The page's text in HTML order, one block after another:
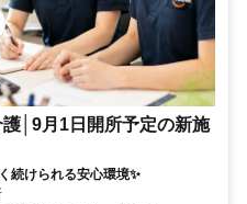
│9月1日開所予定の新施
続けられる安心環境✨